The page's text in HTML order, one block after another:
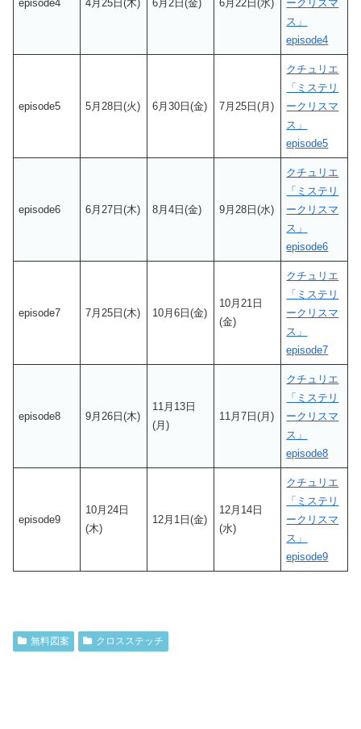
episode4 4月25日(木) 6月2日(金) 6月22日(水)
ークリスマ
ス」
episode4
episode5 5月28日(火) 6月30日(金) 7月25日(月)
クチュリエ
「ミステリ
ークリスマ
ス」
episode5
episode6 6月27日(木) 8月4日(金) 9月28日(水)
クチュリエ
「ミステリ
ークリスマ
ス」
episode6
episode7 7月25日(木) 10月6日(金)
10月21日
(金)
クチュリエ
「ミステリ
ークリスマ
ス」
episode7
episode8 9月26日(木)
11月13日
(月)
11月7日(月)
クチュリエ
「ミステリ
ークリスマ
ス」
episode8
episode9
10月24日
(木)
12月1日(金)
12月14日
(水)
クチュリエ
「ミステリ
ークリスマ
ス」
episode9
無料図案 クロスステッチ